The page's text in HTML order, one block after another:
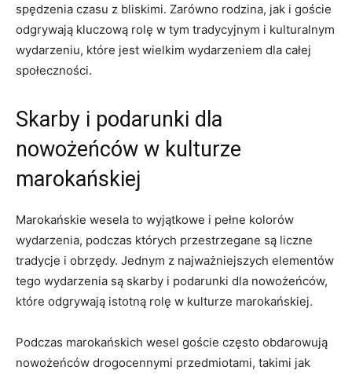
spędzenia‍ czasu‌ z bliskimi. Zarówno rodzina,⁣ jak i ⁢goście‌
odgrywają kluczową rolę w​ tym ⁢tradycyjnym i kulturalnym
wydarzeniu, które jest wielkim ⁢wydarzeniem ⁢dla całej
społeczności.
Skarby ‌i podarunki ‌dla
nowożeńców w kulturze
marokańskiej
Marokańskie ⁤wesela to wyjątkowe i⁤ pełne kolorów
wydarzenia, podczas‍ których przestrzegane są liczne
tradycje i obrzędy. Jednym z najważniejszych elementów
tego wydarzenia są ‍skarby ⁢i podarunki​ dla nowożeńców,
które ⁤odgrywają⁢ istotną rolę ‍w kulturze marokańskiej.
Podczas marokańskich ‌wesel goście często obdarowują
⁤nowożeńców drogocennymi przedmiotami, takimi jak ​